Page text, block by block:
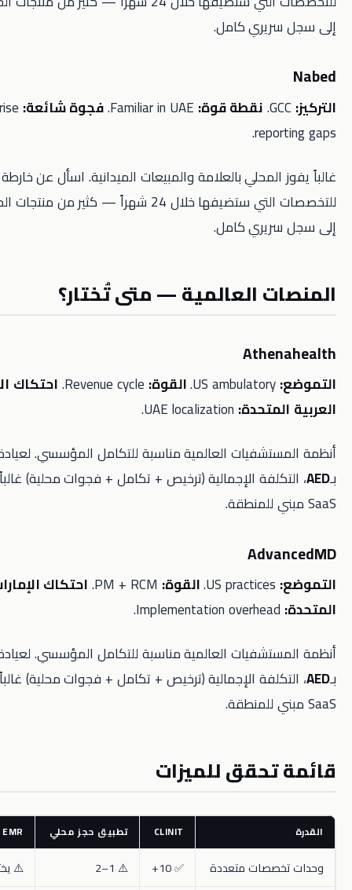
كامل.
نقطة قوة:Familiar in UAE. فجوة شائعة:Enterprise
بالعلامة والمبيعات الميدانية. اسأل عن خارطة الطريق
للتخصصات التي ستضيفها خلال 24 شهراً — كثير من منتجات الحجز لا تتحول
كامل.
العالمية — متى تُختار؟
القوة:Revenue cycle.
احتكاك الإمارات
UAE localization.
العالمية مناسبة للتكامل المؤسسي. لعيادة خارجية
الإجمالية (ترخيص + تكامل + فجوات محلية) غالباً أعلى من
القوة:PM + RCM. احتكاك الإمارات العربية
العالمية مناسبة للتكامل المؤسسي. لعيادة خارجية
الإجمالية (ترخيص + تكامل + فجوات محلية) غالباً أعلى من
للميزات
تطبيق حجز محلي EMR عالمي صغير
متعددة ✅ 10+
⚠️ يختلف